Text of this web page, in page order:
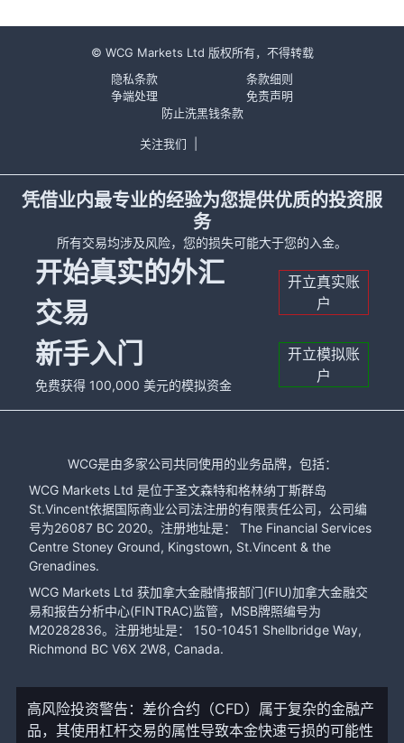
© WCG Markets Ltd 版权所有，不得转载
隐私条款
条款细则
争端处理
免责声明
防止洗黑钱条款
关注我们
凭借业内最专业的经验为您提供优质的投资服
务
所有交易均涉及风险，您的损失可能大于您的入金。
开始真实的外汇
交易
开立真实账
户
新手入门
免费获得 100,000 美元的模拟资金
开立模拟账
户
WCG是由多家公司共同使用的业务品牌，包括：
WCG Markets Ltd 是位于圣文森特和格林纳丁斯群岛
St.Vincent依据国际商业公司法注册的有限责任公司，公司编
号为26087 BC 2020。注册地址是： The Financial Services
Centre Stoney Ground, Kingstown, St.Vincent & the
Grenadines.
WCG Markets Ltd 获加拿大金融情报部门(FIU)加拿大金融交
易和报告分析中心(FINTRAC)监管，MSB牌照编号为
M20282836。注册地址是： 150-10451 Shellbridge Way,
Richmond BC V6X 2W8, Canada.
高风险投资警告：差价合约（CFD）属于复杂的金融产
品，其使用杠杆交易的属性导致本金快速亏损的可能性